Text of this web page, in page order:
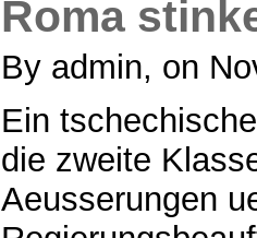
Roma
By admin, on
Ein
die zweite
Aeusserungen